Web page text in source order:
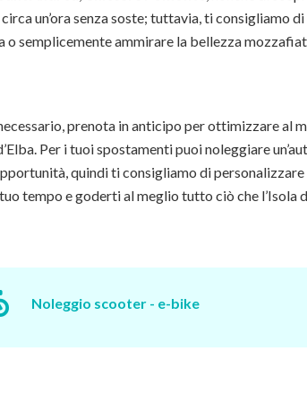
un’ora senza soste; tuttavia, ti consigliamo
o semplicemente ammirare la bellezza
prenota in anticipo per ottimizzare al
Per i tuoi spostamenti puoi noleggiare
quindi ti consigliamo di personalizzare
tempo e goderti al meglio tutto ciò che l’Isola
Noleggio scooter - e-bike